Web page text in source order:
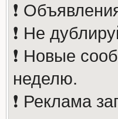
❗️
❗️ Не
❗️ Новые
неделю.
❗️ Реклама